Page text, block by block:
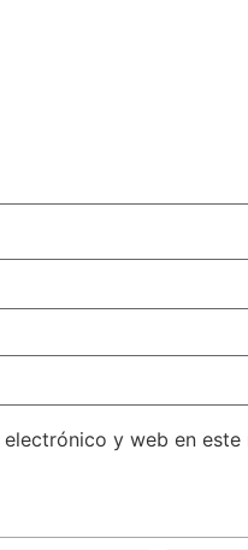
y web en